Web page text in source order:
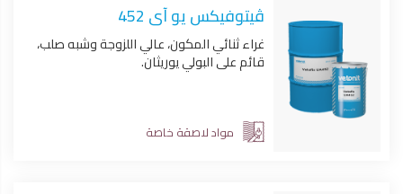
ڤيتوفيكس يو آى 452
غراء ثنائي المكون، عالي اللزوجة وشبه صلب،
قائم على البولي يوريثان.
مواد لاصقة خاصة